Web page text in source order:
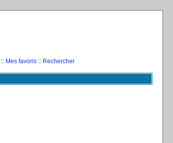
:: Mes favoris :: Rechercher